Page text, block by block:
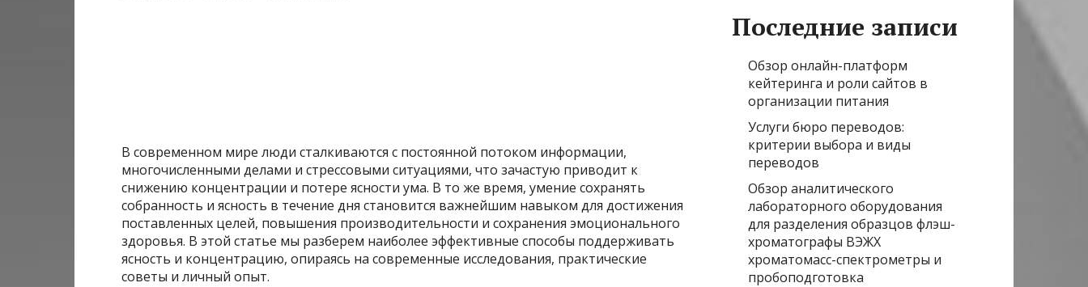
В современном мире люди сталкиваются с постоянной потоком информации,
многочисленными делами и стрессовыми ситуациями, что зачастую приводит к
снижению концентрации и потере ясности ума. В то же время, умение сохранять
собранность и ясность в течение дня становится важнейшим навыком для достижения
поставленных целей, повышения производительности и сохранения эмоционального
здоровья. В этой статье мы разберем наиболее эффективные способы поддерживать
ясность и концентрацию, опираясь на современные исследования, практические
советы и личный опыт.
Последние записи
Обзор онлайн-платформ
кейтеринга и роли сайтов в
организации питания
Услуги бюро переводов:
критерии выбора и виды
переводов
Обзор аналитического
лабораторного оборудования
для разделения образцов флэш-
хроматографы ВЭЖХ
хроматомасс-спектрометры и
пробоподготовка